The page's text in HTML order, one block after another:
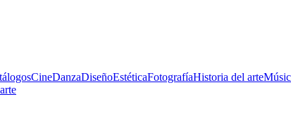
CineDanzaDiseñoEstéticaFotografíaHistoria del arte